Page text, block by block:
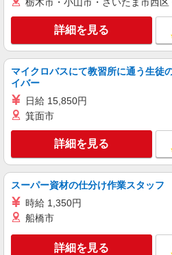
月給 260,000円
ヶ月 月給25万円以上
期間】月給 260000
■ワイモバイル
間市広野台2丁目
キープ
正社員
ソフトバンク座間店
【店長職】ソフト
タッフ
月給 260,000円
ヶ月 月給25万円以上
期間】月給 260000
■ソフトバンク
詳細を見る
マイクロバスにて教習所に通う生徒
イバー
日給 15,850円
箕面市
詳細を見る
スーパー資材の仕分け作業スタッフ
時給 1,350円
船橋市
詳細を見る